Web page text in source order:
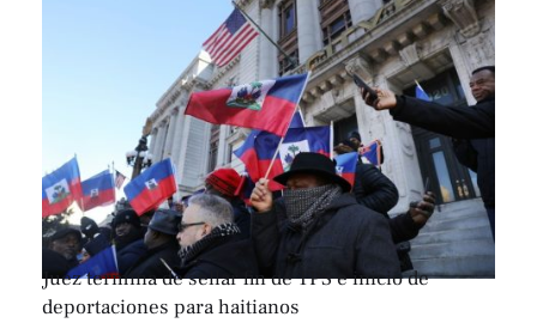
Juez termina de sellar fin de TPS e inicio de
deportaciones para haitianos